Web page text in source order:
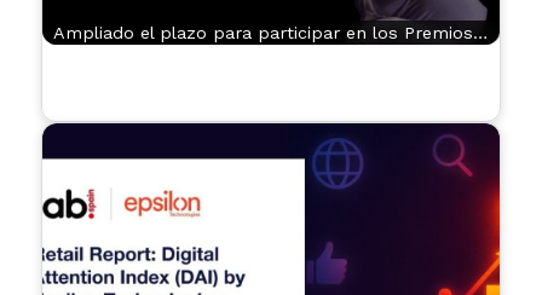
Ampliado el plazo para participar en los Premios…